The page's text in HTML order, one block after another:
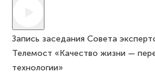
Запись заседания Совета
Телемост «Качество жизни —
технологии»